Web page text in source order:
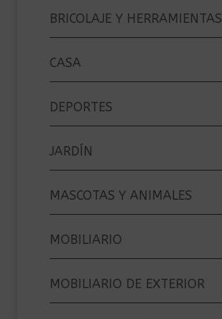
BRICOLAJE Y HERRAMIENTAS
CASA
DEPORTES
JARDÍN
MASCOTAS Y ANIMALES
MOBILIARIO
MOBILIARIO DE EXTERIOR